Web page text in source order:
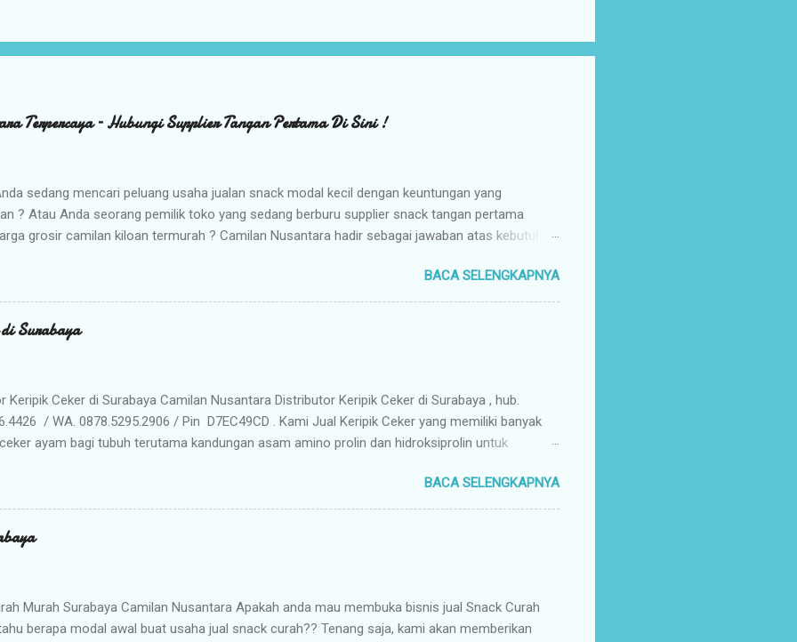
Terpercaya – Hubungi Supplier Tangan Pertama Di Sini !
sedang mencari peluang usaha jualan snack modal kecil dengan keuntungan yang
? Atau Anda seorang pemilik toko yang sedang berburu supplier snack tangan pertama
grosir camilan kiloan termurah ? Camilan Nusantara hadir sebagai jawaban atas kebutuhan
dan camilan kering berkualitas premium langsung dari gudang pusat (tangan pertama).
Camilan Nusantara sebagai Mitra Bisnis Anda ? Harga Grosir Tangan Pertama : Karena
distributor utama, Anda mendapatkan jaminan harga termurah untuk memaksimalkan margin
Anda saat dijual kembali. Kualitas & Rasa Terjamin : Produk dikemas secara higienis, renyah,
BACA SELENGKAPNYA
Surabaya
Keripik Ceker di Surabaya Camilan Nusantara Distributor Keripik Ceker di Surabaya , hub.
/ WA. 0878.5295.2906 / Pin D7EC49CD . Kami Jual Keripik Ceker yang memiliki banyak
ayam bagi tubuh terutama kandungan asam amino prolin dan hidroksiprolin untuk
makanan ringan yang digoreng hingga krispi dan garing. Bumbu rempah-rempah yang
membuat rasa Keripik Ceker menjadi semakin menggoda. Rasa yang gurih dan renyah
Keripik Ceker bisa menjadi pilihan istimewa untuk oleh-oleh keluarga. Keripik ceker ayam
khas Surabaya dengan cita rasa yang enak dan tekstur yang renyah kriuk banget,
BACA SELENGKAPNYA
Murah Surabaya Camilan Nusantara Apakah anda mau membuka bisnis jual Snack Curah
berapa modal awal buat usaha jual snack curah?? Tenang saja, kami akan memberikan